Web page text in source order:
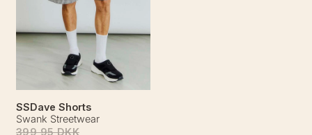
SSDave Shorts
399,95 DKK
Swank Streetwear